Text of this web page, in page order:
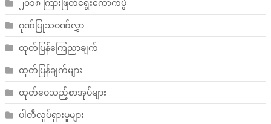
၂၀၁၈ ကြားဖြတ်ရွေးကောက်ပွဲ
ဂုဏ်ပြုသဝဏ်လွှာ
ထုတ်ပြန်ကြေညာချက်
ထုတ်ပြန်ချက်များ
ထုတ်ဝေသည့်စာအုပ်များ
ပါတီလှုပ်ရှားမှုများ